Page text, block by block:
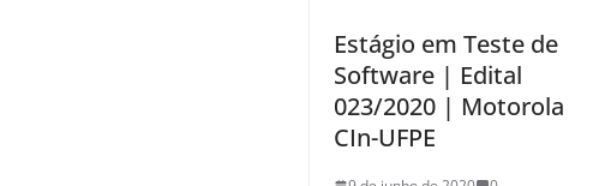
Estágio em Teste de
Software | Edital
023/2020 | Motorola
CIn-UFPE